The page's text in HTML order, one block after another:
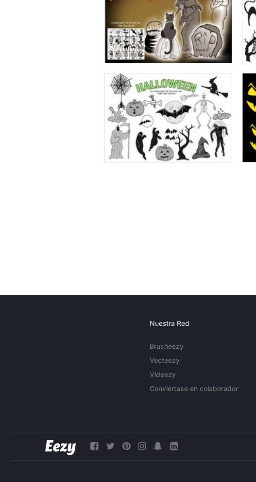
Nuestra Red
Brusheezy
Vecteezy
Videezy
Conviértase en colaborador